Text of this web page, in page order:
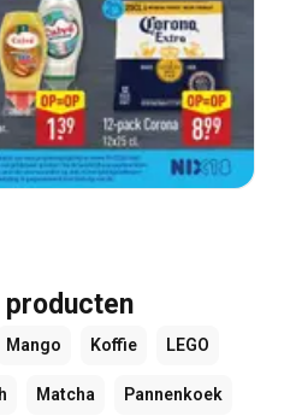
Mango Koffie LEGO
Matcha Pannenkoek